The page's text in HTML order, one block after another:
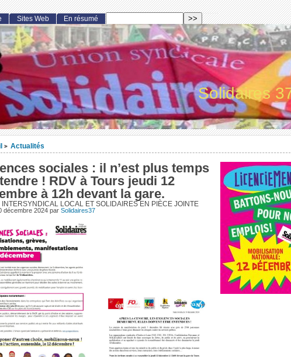
Solidaires
> Actualités
sociales : il n’est plus temps
! RDV à Tours jeudi 12
à 12h devant la gare.
INTERSYNDICAL LOCAL ET SOLIDAIRES EN PIÈCE JOINTE
décembre 2024 par Solidaires37
Sites Web En résumé